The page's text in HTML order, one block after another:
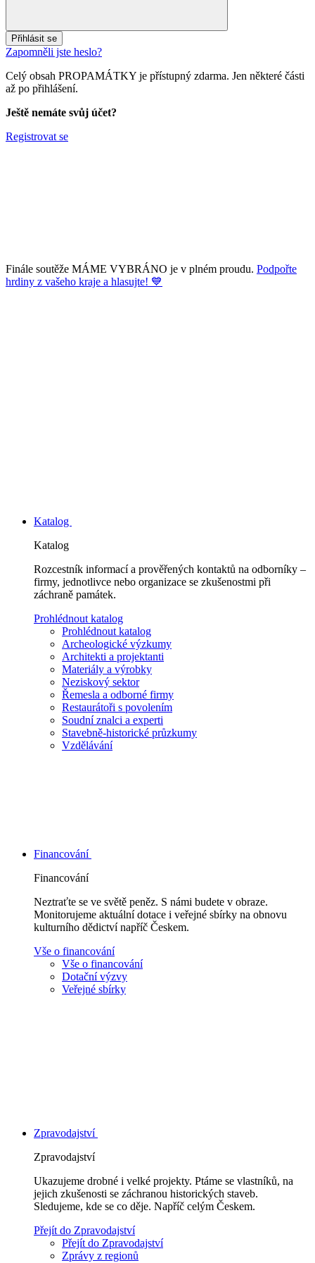
Přihlásit se
Zapomněli jste heslo?
Celý obsah PROPAMÁTKY je přístupný zdarma. Jen některé části
až po přihlášení.
Ještě nemáte svůj účet?
Registrovat se
Finále soutěže MÁME VYBRÁNO je v plném proudu. Podpořte
hrdiny z vašeho kraje a hlasujte! 💙
Katalog
Katalog
Rozcestník informací a prověřených kontaktů na odborníky –
firmy, jednotlivce nebo organizace se zkušenostmi při
záchraně památek.
Prohlédnout katalog
Prohlédnout katalog
Archeologické výzkumy
Architekti a projektanti
Materiály a výrobky
Neziskový sektor
Řemesla a odborné firmy
Restaurátoři s povolením
Soudní znalci a experti
Stavebně-historické průzkumy
Vzdělávání
Financování
Financování
Neztraťte se ve světě peněz. S námi budete v obraze.
Monitorujeme aktuální dotace i veřejné sbírky na obnovu
kulturního dědictví napříč Českem.
Vše o financování
Vše o financování
Dotační výzvy
Veřejné sbírky
Zpravodajství
Zpravodajství
Ukazujeme drobné i velké projekty. Ptáme se vlastníků, na
jejich zkušenosti se záchranou historických staveb.
Sledujeme, kde se co děje. Napříč celým Českem.
Přejít do Zpravodajství
Přejít do Zpravodajství
Zprávy z regionů